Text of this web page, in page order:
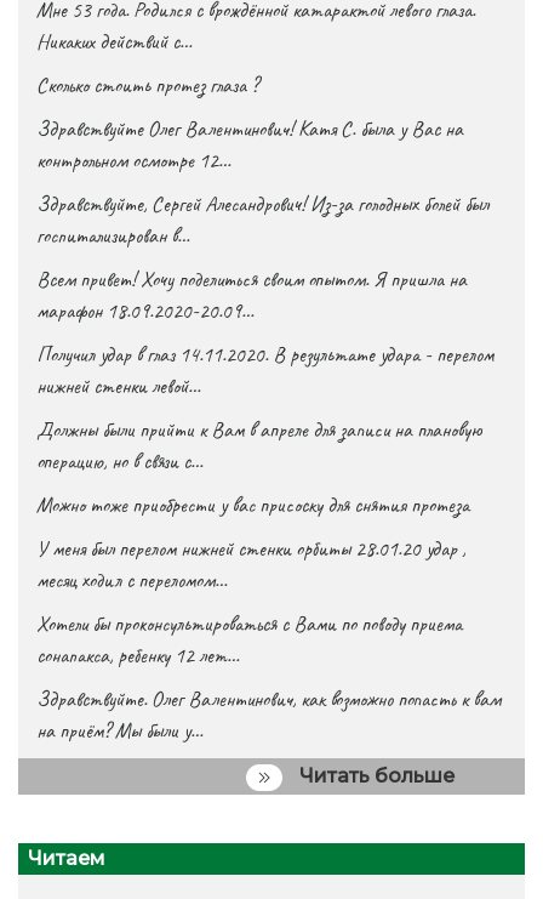
Мне 53 года. Родился с врождённой катарактой левого глаза.
Никаких действий с…
Сколько стоить протез глаза ?
Здравствуйте Олег Валентинович! Катя С. была у Вас на
контрольном осмотре 12…
Здравствуйте, Сергей Алесандрович! Из-за голодных болей был
госпитализирован в…
Всем привет! Хочу поделиться своим опытом. Я пришла на
марафон 18.09.2020-20.09…
Получил удар в глаз 14.11.2020. В результате удара - перелом
нижней стенки левой…
Должны были прийти к Вам в апреле для записи на плановую
операцию, но в связи с…
Можно тоже приобрести у вас присоску для снятия протеза
У меня был перелом нижней стенки орбиты 28.01.20 удар ,
месяц ходил с переломом…
Хотели бы проконсультироваться с Вами по поводу приема
сонапакса, ребенку 12 лет…
Здравствуйте. Олег Валентинович, как возможно попасть к вам
на приём? Мы были у…
Читать больше
Читаем